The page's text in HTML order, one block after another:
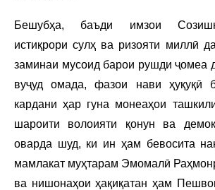
Бешубҳа, баъди имзои
истиқрори сулҳ ва ризояти миллӣ
заминаи мусоид барои рушди ҷомеа
вуҷуд омада, фазои нави ҳуқуқӣ
кардани ҳар гуна монеаҳои
шароити волоияти қонун ва
оварда шуд, ки ин ҳам бевосита
мамлакат муҳтарам Эмомалӣ
ва нишонаҳои ҳақиқатан ҳам